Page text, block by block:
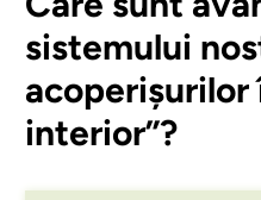
sistemului
interior”?